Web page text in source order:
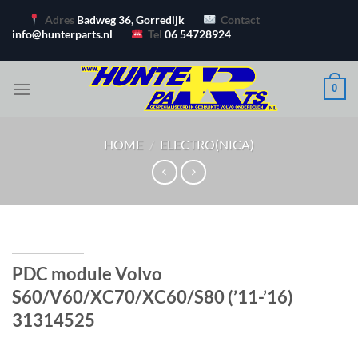
naar
Adres Badweg 36, Gorredijk
Contact
info@hunterparts.nl
Tel06 54728924
0
HOME / ELECTRO(NICA)
PDC module Volvo
S60/V60/XC70/XC60/S80 (’11-’16)
31314525